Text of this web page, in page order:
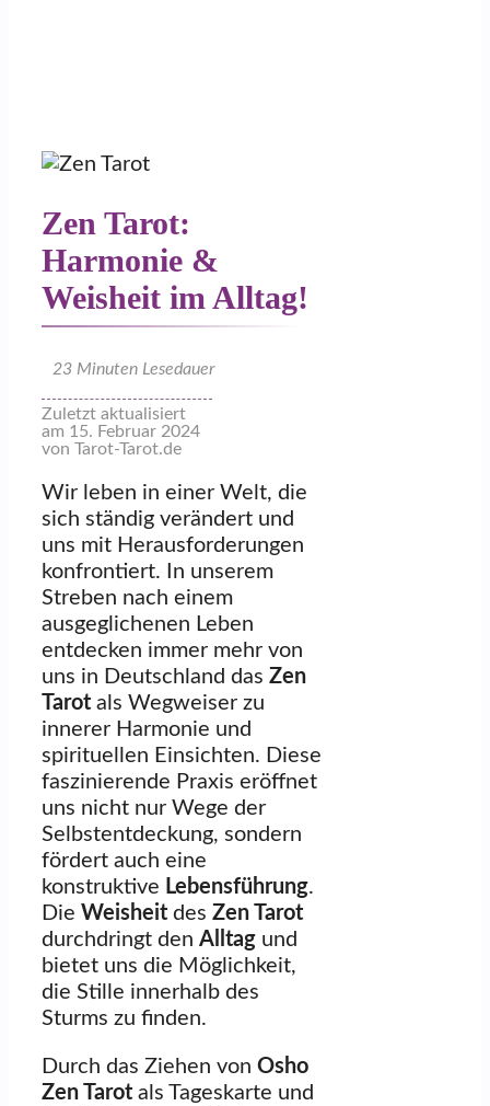
Zen Tarot:
Harmonie &
Weisheit im Alltag!
23 Minuten Lesedauer
Zuletzt aktualisiert
am 15. Februar 2024
von Tarot-Tarot.de
Wir leben in einer Welt, die
sich ständig verändert und
uns mit Herausforderungen
konfrontiert. In unserem
Streben nach einem
ausgeglichenen Leben
entdecken immer mehr von
uns in Deutschland das Zen
Tarot als Wegweiser zu
innerer Harmonie und
spirituellen Einsichten. Diese
faszinierende Praxis eröffnet
uns nicht nur Wege der
Selbstentdeckung, sondern
fördert auch eine
konstruktive Lebensführung.
Die Weisheit des Zen Tarot
durchdringt den Alltag und
bietet uns die Möglichkeit,
die Stille innerhalb des
Sturms zu finden.
Durch das Ziehen von Osho
Zen Tarot als Tageskarte und